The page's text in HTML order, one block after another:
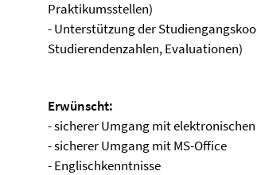
Praktikumsstellen)
- Unterstützung der
Studierendenzahlen, Evaluationen)
Erwünscht:
- sicherer Umgang mit
- sicherer Umgang mit MS-Office
- Englischkenntnisse